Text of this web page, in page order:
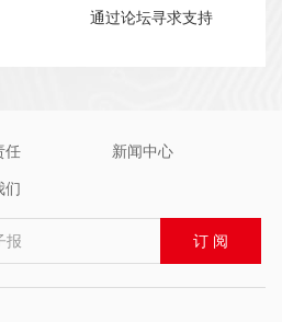
通过论坛寻求支持
任 新闻中心
们
报 订 阅